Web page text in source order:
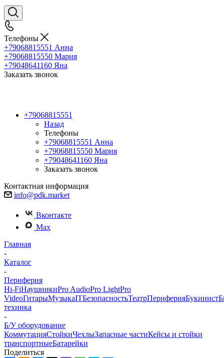
Телефоны
+79068815551 Анна
+79068815550 Мария
+79048641160 Яна
Заказать звонок
+79068815551
Назад
Телефоны
+79068815551 Анна
+79068815550 Мария
+79048641160 Яна
Заказать звонок
Контактная информация
info@pdk.market
Вконтакте
Max
Главная
-
Каталог
-
Периферия
Hi-FiНаушникиPro AudioPro LightPro
VideoГитарыМузыкаITБезопасностьТеатрПериферияБукинист
техника
-
Б/У оборудование
КоммутацияСтойкиЧехлыЗапасные частиКейсы и стойки
транспортныеБатарейки
Поделиться